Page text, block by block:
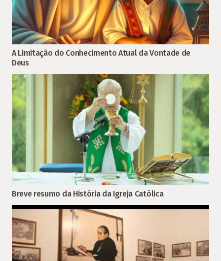
A Limitação do Conhecimento Atual da Vontade de
Deus
Breve resumo da História da Igreja Católica